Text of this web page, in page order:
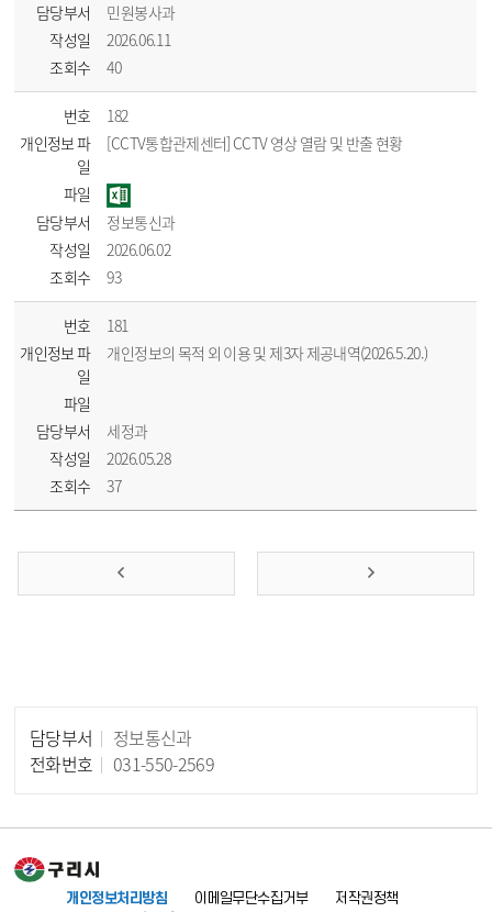
담당부서
민원봉사과
작성일
2026.06.11
조회수
40
번호
182
개인정보 파
일
[CCTV통합관제센터] CCTV 영상 열람 및 반출 현황
파일
담당부서
정보통신과
작성일
2026.06.02
조회수
93
번호
181
개인정보 파
일
개인정보의 목적 외 이용 및 제3자 제공내역(2026.5.20.)
파일
담당부서
세정과
작성일
2026.05.28
조회수
37
담당부서
정보통신과
전화번호
031-550-2569
개인정보처리방침 이메일무단수집거부
저작권정책